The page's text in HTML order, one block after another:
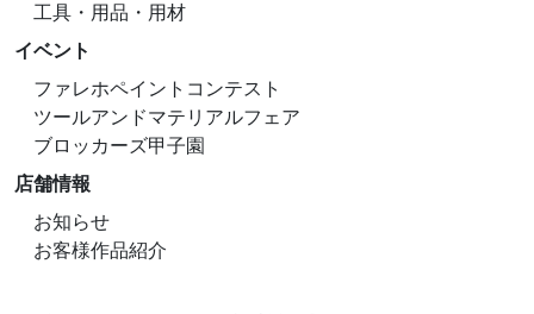
工具・用品・用材
イベント
ファレホペイントコンテスト
ツールアンドマテリアルフェア
ブロッカーズ甲子園
店舗情報
お知らせ
お客様作品紹介